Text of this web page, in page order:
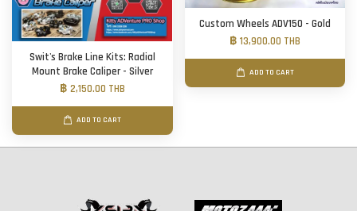
Swit's Brake Line Kits: Radial
Mount Brake Caliper - Silver
฿ 2,150.00 THB
ADD TO CART
Custom Wheels ADV150 - Gold
฿ 13,900.00 THB
ADD TO CART